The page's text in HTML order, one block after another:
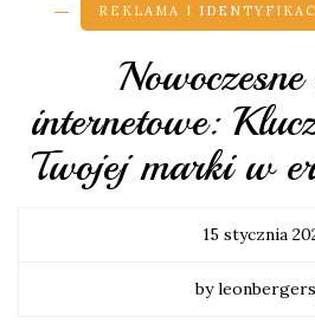
REKLAMA I
internetowe:
Twojej marki w
15 stycznia
by